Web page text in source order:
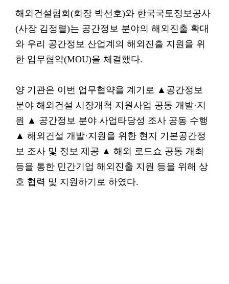
해외건설협회(회장 박선호)와 한국국토정보공사
(사장 김정렬)는 공간정보 분야의 해외진출 확대
와 우리 공간정보 산업계의 해외진출 지원을 위
한 업무협약(MOU)을 체결했다.
양 기관은 이번 업무협약을 계기로 ▲공간정보
분야 해외건설 시장개척 지원사업 공동 개발·지
원 ▲ 공간정보 분야 사업타당성 조사 공동 수행
▲ 해외건설 개발·지원을 위한 현지 기본공간정
보 조사 및 정보 제공 ▲ 해외 로드쇼 공동 개최
등을 통한 민간기업 해외진출 지원 등을 위해 상
호 협력 및 지원하기로 하였다.